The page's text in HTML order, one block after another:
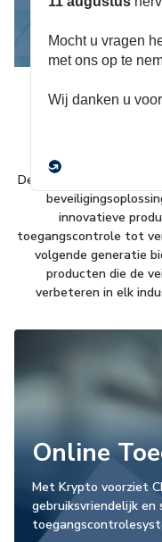
Ontdek ons
De CDVI Groep is een
innovatieve
toegangscontrole tot
volgende generatie
producten die de
verbeteren in elk
Online
Met Krypto voorziet
gebruiksvriendelijk